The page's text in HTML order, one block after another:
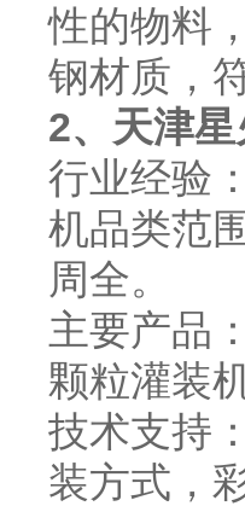
性的物料
钢材质，
2、天津
行业经验
机品类范
周全。
主要产品
颗粒灌装
技术支持
装方式，